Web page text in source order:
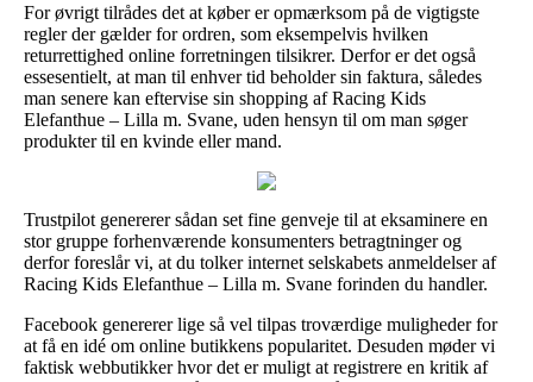
For øvrigt tilrådes det at køber er opmærksom på de vigtigste
regler der gælder for ordren, som eksempelvis hvilken
returrettighed online forretningen tilsikrer. Derfor er det også
essesentielt, at man til enhver tid beholder sin faktura, således
man senere kan eftervise sin shopping af Racing Kids
Elefanthue – Lilla m. Svane, uden hensyn til om man søger
produkter til en kvinde eller mand.
Trustpilot genererer sådan set fine genveje til at eksaminere en
stor gruppe forhenværende konsumenters betragtninger og
derfor foreslår vi, at du tolker internet selskabets anmeldelser af
Racing Kids Elefanthue – Lilla m. Svane forinden du handler.
Facebook genererer lige så vel tilpas troværdige muligheder for
at få en idé om online butikkens popularitet. Desuden møder vi
faktisk webbutikker hvor det er muligt at registrere en kritik af